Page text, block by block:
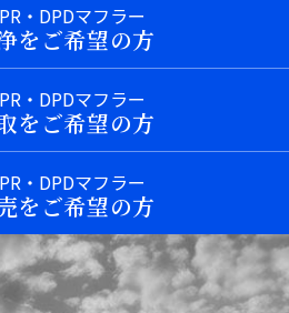
・DPDマフラー
をご希望の方
・DPDマフラー
をご希望の方
・DPDマフラー
をご希望の方